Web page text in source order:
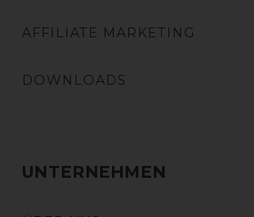
AFFILIATE MARKETING
DOWNLOADS
UNTERNEHMEN